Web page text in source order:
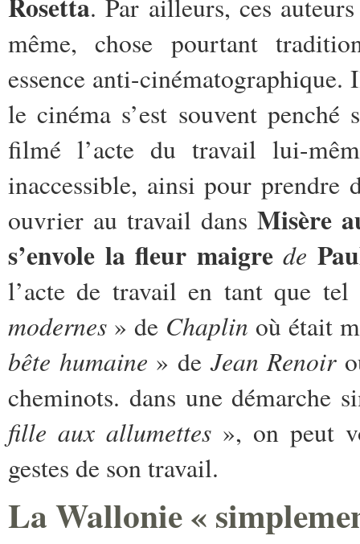
. Par ailleurs, ces
même, chose pourtant
essence anti-
le cinéma s’est souvent
filmé l’acte du travail lui-
inaccessible, ainsi pour prendre
ouvrier au travail dans Misère
s’envole la fleur maigrede
l’acte de travail en tant que
modernes » de Chaplin où était
bête humaine » deJean Renoir
cheminots. dans une démarche
fille aux allumettes », on peut
gestes de son travail.
La Wallonie «